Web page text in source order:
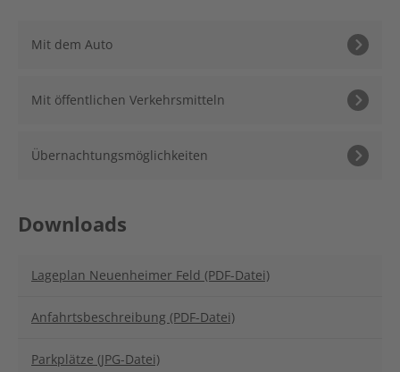
Mit dem Auto
Mit öffentlichen Verkehrsmitteln
Übernachtungsmöglichkeiten
Downloads
Lageplan Neuenheimer Feld (PDF-Datei)
Anfahrtsbeschreibung (PDF-Datei)
Parkplätze (JPG-Datei)